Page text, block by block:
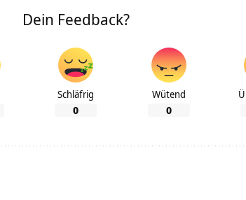
Dein Feedback?
Schläfrig
0
Wütend
0